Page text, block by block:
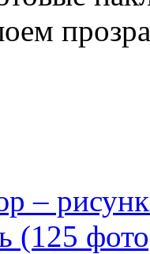
–
(125